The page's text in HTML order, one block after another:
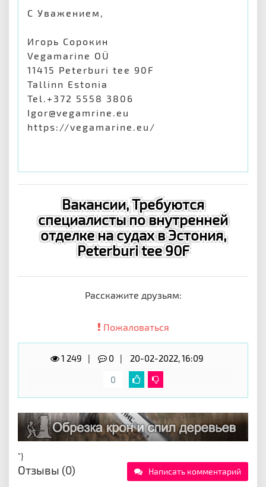
С Уважением,
Игорь Сорокин
Vegamarine OÜ
11415 Peterburi tee 90F
Tallinn Estonia
Tel.+372 5558 3806
Igor@vegamrine.eu
https://vegamarine.eu/
Вакансии, Требуются
специалисты по внутренней
отделке на судах в Эстония,
Peterburi tee 90F
Расскажите друзьям:
Пожаловаться
1 249 0
20-02-2022, 16:09
0
"}
Отзывы (0) Написать комментарий